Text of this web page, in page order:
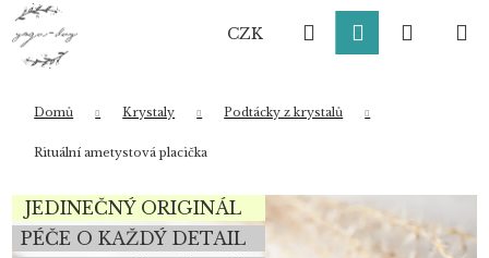
Přejít
obsah
CZK HledatPřihlášení
Domů Krystaly Podtácky z krystalů
Rituální ametystová placička
JEDINEČNÝ ORIGINÁL
PÉČE O KAŽDÝ DETAIL
K
o
Zpět
Zpět
Co potřebujete najít?
HLEDAT